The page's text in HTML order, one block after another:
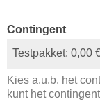
Contingent
Kies a.u.b. het
kunt het